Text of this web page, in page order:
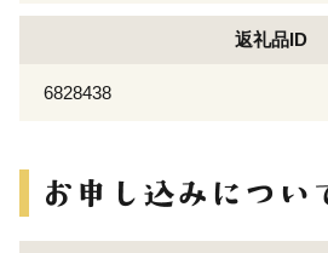
返礼品ID
6828438